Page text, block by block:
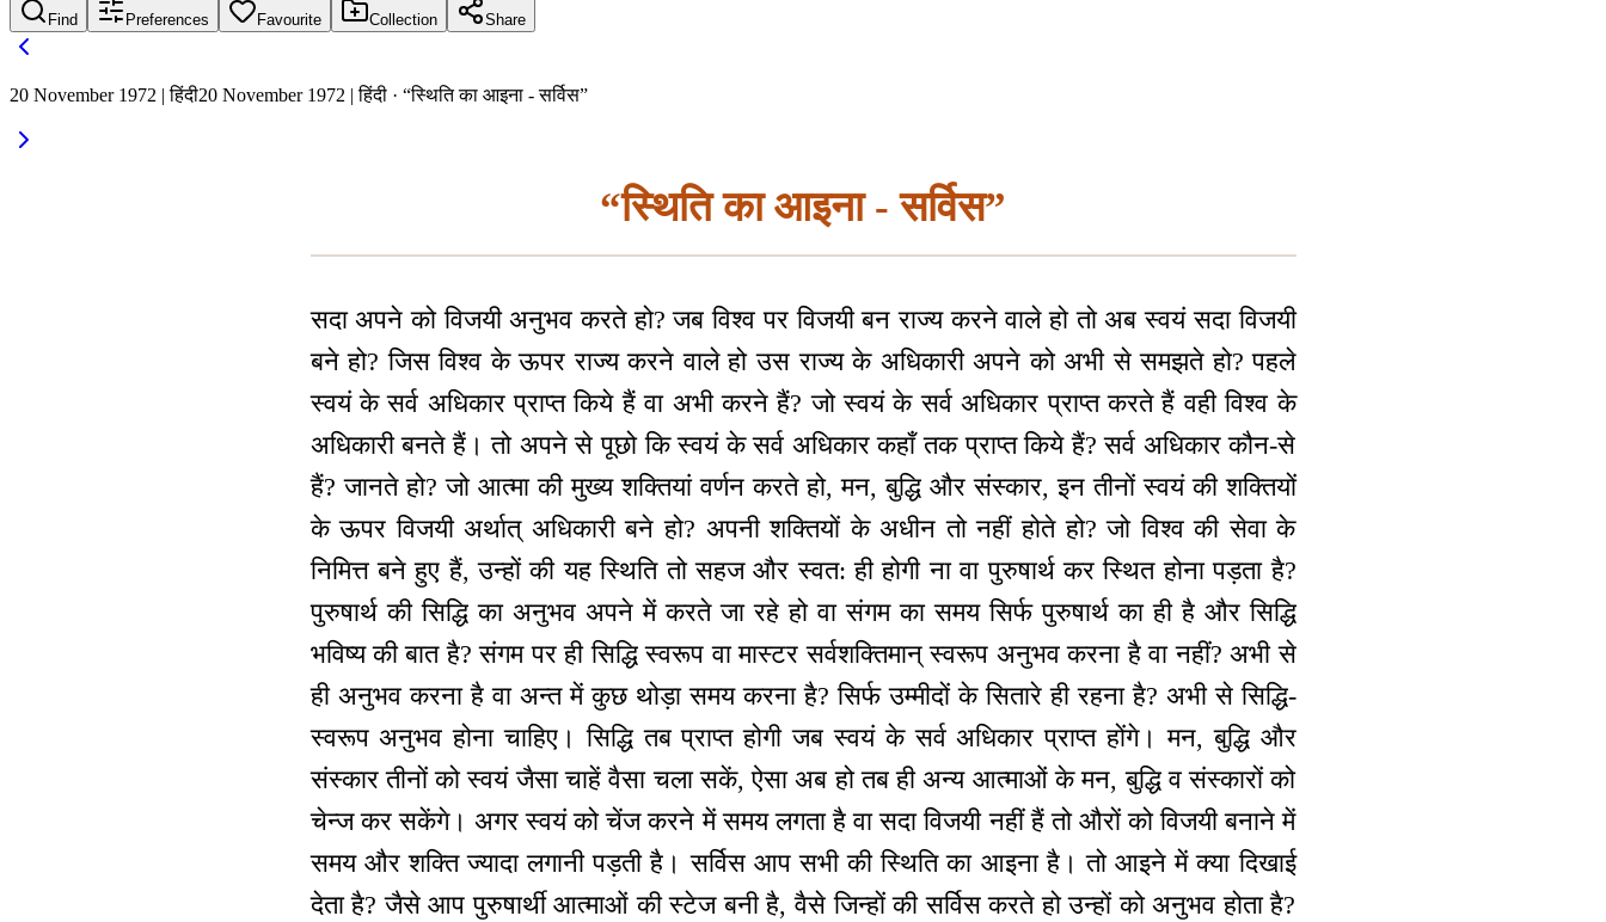
Find Preferences Favourite Collection Share
20 November 1972 | हिंदी20 November 1972 | हिंदी · “स्थिति का आइना - सर्विस”
“स्थिति का आइना - सर्विस”
सदा अपने को विजयी अनुभव करते हो? जब विश्व पर विजयी बन राज्य करने वाले हो तो अब स्वयं सदा विजयी
बने हो? जिस विश्व के ऊपर राज्य करने वाले हो उस राज्य के अधिकारी अपने को अभी से समझते हो? पहले
स्वयं के सर्व अधिकार प्राप्त किये हैं वा अभी करने हैं? जो स्वयं के सर्व अधिकार प्राप्त करते हैं वही विश्व के
अधिकारी बनते हैं। तो अपने से पूछो कि स्वयं के सर्व अधिकार कहाँ तक प्राप्त किये हैं? सर्व अधिकार कौन-से
हैं? जानते हो? जो आत्मा की मुख्य शक्तियां वर्णन करते हो, मन, बुद्धि और संस्कार, इन तीनों स्वयं की शक्तियों
के ऊपर विजयी अर्थात् अधिकारी बने हो? अपनी शक्तियों के अधीन तो नहीं होते हो? जो विश्व की सेवा के
निमित्त बने हुए हैं, उन्हों की यह स्थिति तो सहज और स्वत: ही होगी ना वा पुरुषार्थ कर स्थित होना पड़ता है?
पुरुषार्थ की सिद्धि का अनुभव अपने में करते जा रहे हो वा संगम का समय सिर्फ पुरुषार्थ का ही है और सिद्धि
भविष्य की बात है? संगम पर ही सिद्धि स्वरूप वा मास्टर सर्वशक्तिमान् स्वरूप अनुभव करना है वा नहीं? अभी से
ही अनुभव करना है वा अन्त में कुछ थोड़ा समय करना है? सिर्फ उम्मीदों के सितारे ही रहना है? अभी से सिद्धि-
स्वरूप अनुभव होना चाहिए। सिद्धि तब प्राप्त होगी जब स्वयं के सर्व अधिकार प्राप्त होंगे। मन, बुद्धि और
संस्कार तीनों को स्वयं जैसा चाहें वैसा चला सकें, ऐसा अब हो तब ही अन्य आत्माओं के मन, बुद्धि व संस्कारों को
चेन्ज कर सकेंगे। अगर स्वयं को चेंज करने में समय लगता है वा सदा विजयी नहीं हैं तो औरों को विजयी बनाने में
समय और शक्ति ज्यादा लगानी पड़ती है। सर्विस आप सभी की स्थिति का आइना है। तो आइने में क्या दिखाई
देता है? जैसे आप पुरुषार्थी आत्माओं की स्टेज बनी है, वैसे जिन्हों की सर्विस करते हो उन्हों को अनुभव होता है?